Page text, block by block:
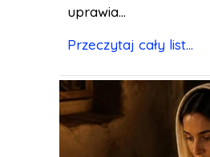
uprawia...
Przeczytaj cały list...